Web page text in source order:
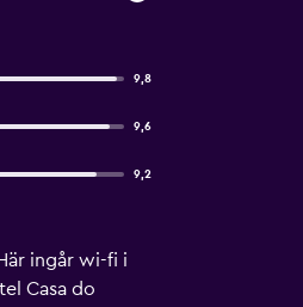
9,8
9,6
9,2
ingår wi-fi i
Casa do